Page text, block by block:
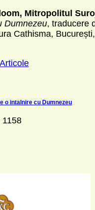
Mitropolitul
Dumnezeu, traducere
Cathisma,
Articole
o intalnire cu Dumnezeu
1158